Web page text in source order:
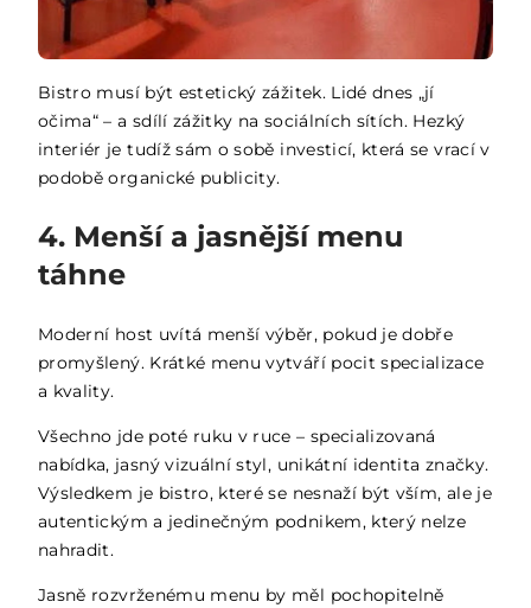
Bistro musí být estetický zážitek. Lidé dnes „jí
očima“ – a sdílí zážitky na sociálních sítích. Hezký
interiér je tudíž sám o sobě investicí, která se vrací v
podobě organické publicity.
4. Menší a jasnější menu
táhne
Moderní host uvítá menší výběr, pokud je dobře
promyšlený. Krátké menu vytváří pocit specializace
a kvality.
Všechno jde poté ruku v ruce – specializovaná
nabídka, jasný vizuální styl, unikátní identita značky.
Výsledkem je bistro, které se nesnaží být vším, ale je
autentickým a jedinečným podnikem, který nelze
nahradit.
Jasně rozvrženému menu by měl pochopitelně